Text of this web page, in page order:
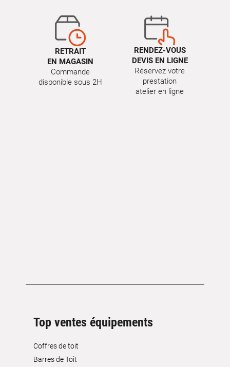
RETRAIT
EN MAGASIN
Commande
disponible sous 2H
RENDEZ-VOUS
DEVIS EN LIGNE
Réservez votre
prestation
atelier en ligne
Top ventes équipements
Coffres de toit
Barres de Toit